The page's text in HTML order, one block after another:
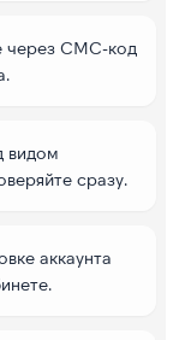
через СМС-код
видом
сразу.
аккаунта